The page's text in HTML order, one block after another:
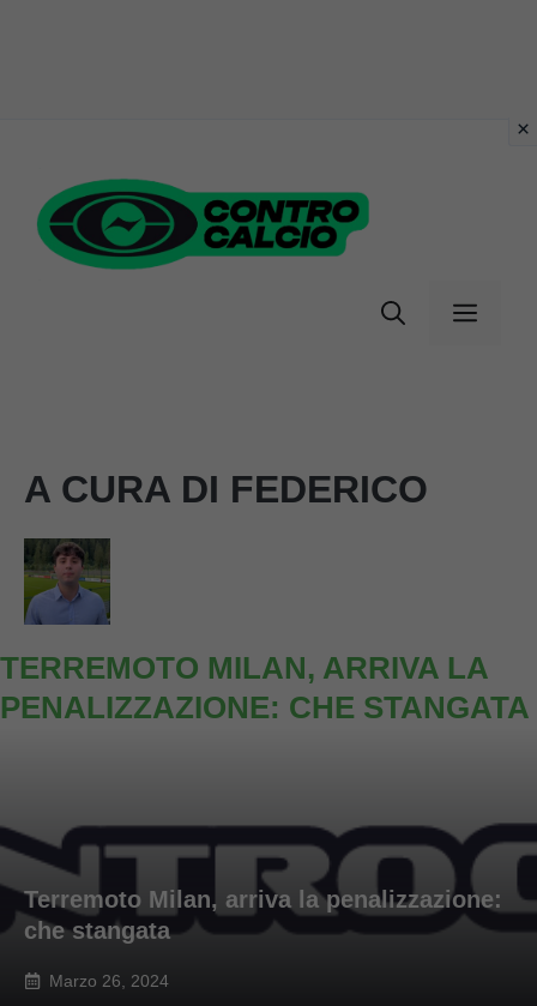
contenuto
Menu
A CURA DI FEDERICO
TERREMOTO MILAN, ARRIVA LA
PENALIZZAZIONE: CHE STANGATA
Terremoto Milan, arriva la penalizzazione:
che stangata
Marzo 26, 2024